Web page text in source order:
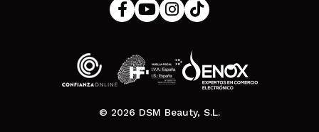
© 2026 DSM Beauty, S.L.